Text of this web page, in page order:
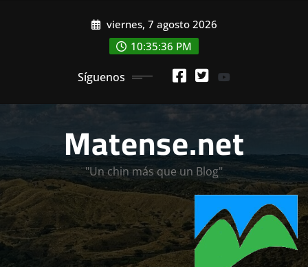
viernes, 7 agosto 2026
10:35:37 PM
Síguenos
Matense.net
"Un chin más que un Blog"